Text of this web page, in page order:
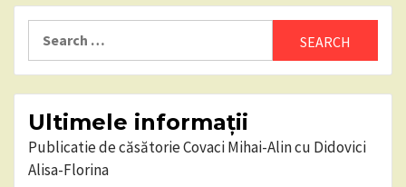
Ultimele informații
Publicatie de căsătorie Covaci Mihai-Alin cu Didovici
Alisa-Florina